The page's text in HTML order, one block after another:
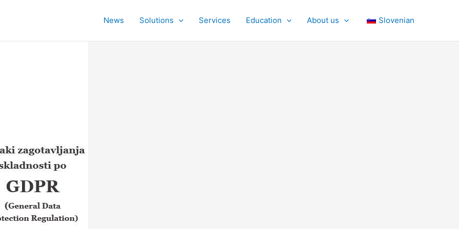
News Solutions Services Education About us Slovenian